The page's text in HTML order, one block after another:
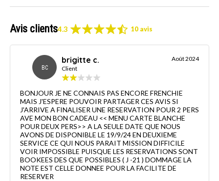
Avis clients4.3 10 avis
BC
brigitte c.
Client
Août 2024
BONJOUR JE NE CONNAIS PAS ENCORE FRENCHIE
MAIS J'ESPERE POUVOIR PARTAGER CES AVIS SI
J'ARRIVE A FINALISER UNE RESERVATION POUR 2 PERS
AVE MON BON CADEAU << MENU CARTE BLANCHE
POUR DEUX PERS>> A LA SEULE DATE QUE NOUS
AVONS DE DISPONIBLE LE 19/9/24 EN DEUXIEME
SERVICE CE QUI NOUS PARAIT MISSION DIFFICILE
VOIR IMPOSSIBLE PUISQUE LES RESERVATIONS SONT
BOOKEES DES QUE POSSIBLES ( J -21 ) DOMMAGE LA
NOTE EST CELLE DONNEE POUR LA FACILITE DE
RESERVER